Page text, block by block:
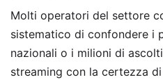
Molti operatori del settore
sistematico di confondere i
nazionali o i milioni di
streaming con la certezza